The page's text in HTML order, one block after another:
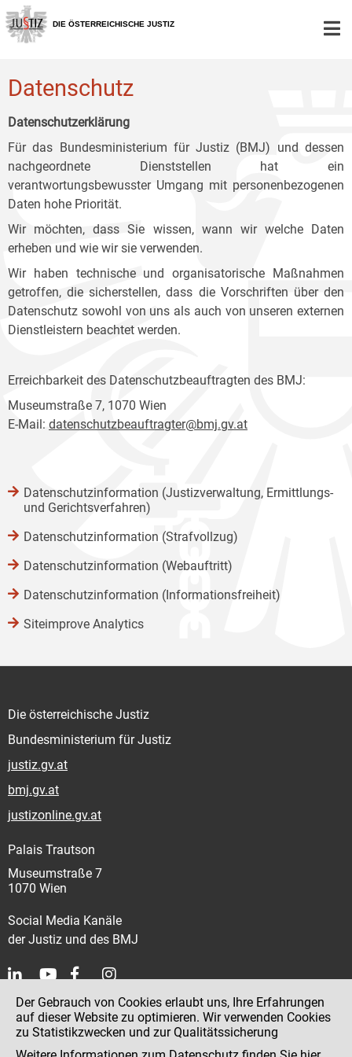
Zur
Hauptnavigation
[1]
Zum
Inhalt
[2]
Zum
Untermenü
[3]
DIE ÖSTERREICHISCHE JUSTIZ
Datenschutz
Datenschutzerklärung
Für das Bundesministerium für Justiz (BMJ) und dessen
nachgeordnete Dienststellen hat ein
verantwortungsbewusster Umgang mit personenbezogenen
Daten hohe Priorität.
Wir möchten, dass Sie wissen, wann wir welche Daten
erheben und wie wir sie verwenden.
Wir haben technische und organisatorische Maßnahmen
getroffen, die sicherstellen, dass die Vorschriften über den
Datenschutz sowohl von uns als auch von unseren externen
Dienstleistern beachtet werden.
Erreichbarkeit des Datenschutzbeauftragten des BMJ:
Museumstraße 7, 1070 Wien
E-Mail: datenschutzbeauftragter@bmj.gv.at
Datenschutzinformation (Justizverwaltung, Ermittlungs-
und Gerichtsverfahren)
Datenschutzinformation (Strafvollzug)
Datenschutzinformation (Webauftritt)
Datenschutzinformation (Informationsfreiheit)
Siteimprove Analytics
Die österreichische Justiz
Bundesministerium für Justiz
justiz.gv.at
bmj.gv.at
justizonline.gv.at
Palais Trautson
Museumstraße 7
1070 Wien
Social Media Kanäle
der Justiz und des BMJ
Kontakt
Impressum
Der Gebrauch von Cookies erlaubt uns, Ihre Erfahrungen
auf dieser Website zu optimieren. Wir verwenden Cookies
zu Statistikzwecken und zur Qualitätssicherung